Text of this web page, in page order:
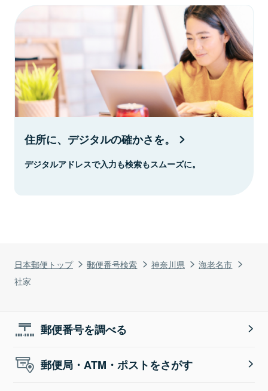
日本郵便トップ 郵便番号検索 神奈川県
海老名市
社家
住所に、デジタルの確かさを。
デジタルアドレスで入力も検索もスムーズに。
郵便番号を調べる
郵便局・ATM・ポストをさがす